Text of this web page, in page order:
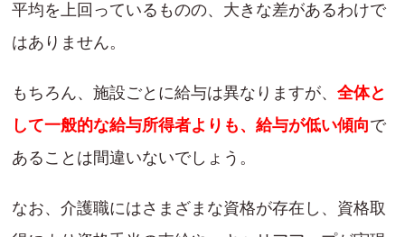
平均を上回っているものの、大きな差があるわけで
はありません。
もちろん、施設ごとに給与は異なりますが、 全体と
して一般的な給与所得者よりも、給与が低い傾向で
あることは間違いないでしょう。
なお、介護職にはさまざまな資格が存在し、資格取